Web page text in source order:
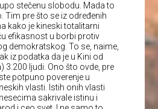
stečenu slobodu. Mada to
Tim pre što se iz određenih
kako je kineski totalitarni
efikasnost u borbi protiv
demokratskog. To se, naime,
iz podatka da je u Kini od
3.200 ljudi. Ono što ovde, pre
potpuno poverenje u
vlasti. Istih onih vlasti
sakrivale istinu i